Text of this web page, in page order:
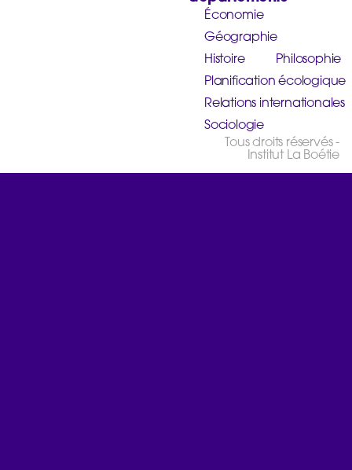
Économie
Géographie
Histoire
Philosophie
Planification écologique
Relations internationales
Sociologie
Tous droits réservés -
Institut La Boétie